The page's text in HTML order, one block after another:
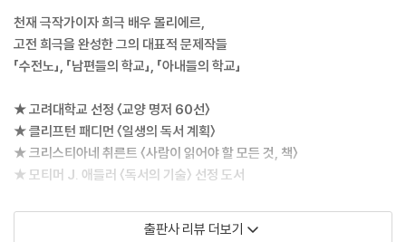
천재 극작가이자 희극 배우 몰리에르,
고전 희극을 완성한 그의 대표적 문제작들
「수전노」, 「남편들의 학교」, 「아내들의 학교」
★ 고려대학교 선정 〈교양 명저 60선〉
★ 클리프턴 패디먼 〈일생의 독서 계획〉
★ 크리스티아네 취른트 〈사람이 읽어야 할 모든 것, 책〉
★ 모티머 J. 애들러 〈독서의 기술〉 선정 도서
프랑스 고전 희극의 출발점이자 완성자로 일컬어지는 몰리에르의 희곡을
출판사 리뷰 더보기